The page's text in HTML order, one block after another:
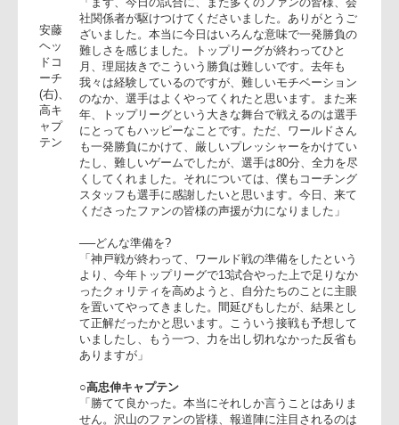
もっと鍛えたいと思います」
◎日本IBMビッグブルー
○安藤裕樹ヘッドコーチ
「まず、今日の試合に、また多くのファンの皆様、会
社関係者が駆けつけてくださいました。ありがとうご
ざいました。本当に今日はいろんな意味で一発勝負の
月、理屈抜きでこういう勝負は難しいです。去年も
我々は経験しているのですが、難しいモチベーション
のなか、選手はよくやってくれたと思います。また来
年、トップリーグという大きな舞台で戦えるのは選手
にとってもハッピーなことです。ただ、ワールドさん
も一発勝負にかけて、厳しいプレッシャーをかけてい
たし、難しいゲームでしたが、選手は80分、全力を尽
スタッフも選手に感謝したいと思います。今日、来て
くださったファンの皆様の声援が力になりました」